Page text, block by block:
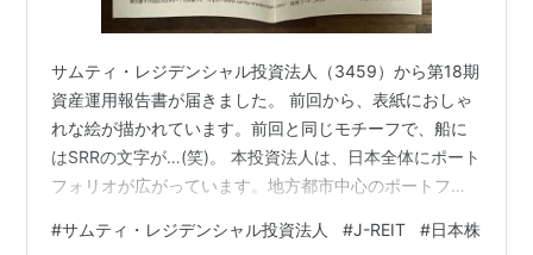
サムティ・レジデンシャル投資法人（3459）から第18期
資産運用報告書が届きました。 前回から、表紙におしゃ
れな絵が描かれています。前回と同じモチーフで、船に
はSRRの文字が…(笑)。 本投資法人は、日本全体にポート
フォリオが広がっています。地方都市中心のポートフォ
するところでもあります。 名前の通りレジデンスが80％
#サムティ・レジデンシャル投資法人 #J-REIT #日本株